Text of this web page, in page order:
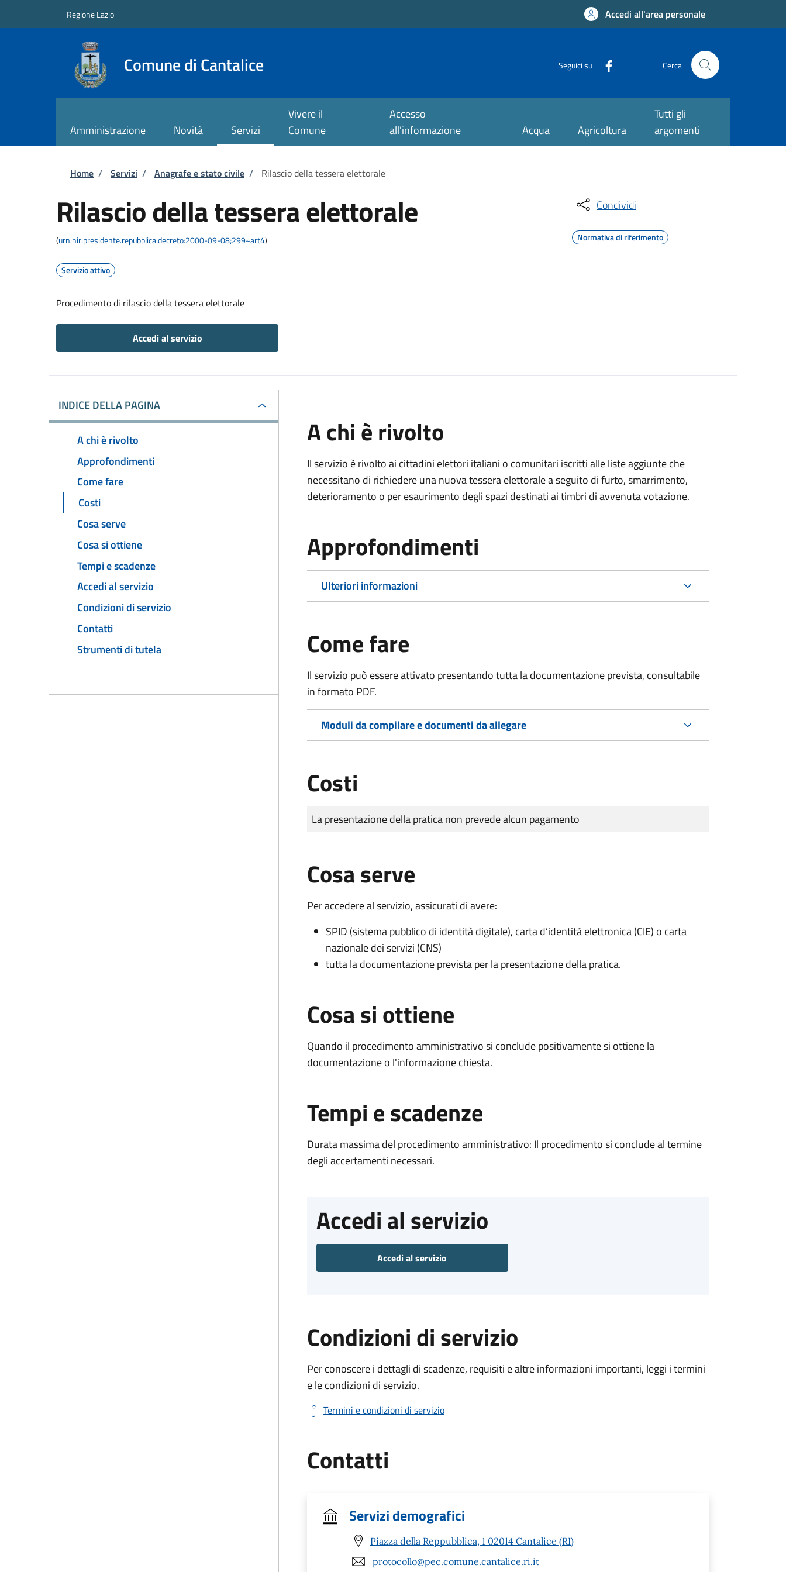
Regione Lazio Accedi all'area personale
Comune di Cantalice Seguici su Cerca
Amministrazione Novità Servizi
Vivere il
Comune
Accesso
all'informazione
Acqua Agricoltura
Tutti gli
argomenti
Briciole di pane
Home / Servizi / Anagrafe e stato civile / Rilascio della tessera elettorale
Rilascio della tessera elettorale
(urn:nir:presidente.repubblica:decreto:2000-09-08;299~art4)
Servizio attivo
Procedimento di rilascio della tessera elettorale
Accedi al servizio
Condividi
Normativa di riferimento
INDICE DELLA PAGINA
A chi è rivolto
Approfondimenti
Come fare
Costi
Cosa serve
Cosa si ottiene
Tempi e scadenze
Accedi al servizio
Condizioni di servizio
Contatti
Strumenti di tutela
A chi è rivolto
Il servizio è rivolto ai cittadini elettori italiani o comunitari iscritti alle liste aggiunte che
necessitano di richiedere una nuova tessera elettorale a seguito di furto, smarrimento,
deterioramento o per esaurimento degli spazi destinati ai timbri di avvenuta votazione.
Approfondimenti
Ulteriori informazioni
Come fare
Il servizio può essere attivato presentando tutta la documentazione prevista, consultabile
in formato PDF.
Moduli da compilare e documenti da allegare
Costi
Tipo di pagamento
Importo
La presentazione della pratica non prevede alcun pagamento
Cosa serve
Per accedere al servizio, assicurati di avere:
SPID (sistema pubblico di identità digitale), carta d’identità elettronica (CIE) o carta
nazionale dei servizi (CNS)
tutta la documentazione prevista per la presentazione della pratica.
Cosa si ottiene
Quando il procedimento amministrativo si conclude positivamente si ottiene la
documentazione o l'informazione chiesta.
Tempi e scadenze
Durata massima del procedimento amministrativo: Il procedimento si conclude al termine
degli accertamenti necessari.
Accedi al servizio
Accedi al servizio
Condizioni di servizio
Per conoscere i dettagli di scadenze, requisiti e altre informazioni importanti, leggi i termini
e le condizioni di servizio.
Termini e condizioni di servizio
Contatti
Servizi demografici
Piazza della Reppubblica, 1 02014 Cantalice (RI)
protocollo@pec.comune.cantalice.ri.it